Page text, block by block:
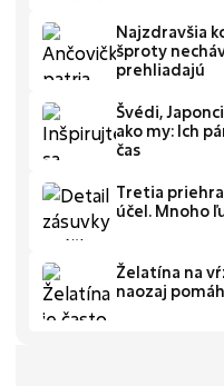
Najzdravšia
šproty
prehliadajú
Švédi,
ako my: Ich
čas
Tretia
účel. Mnoho
Želatína na
naozaj